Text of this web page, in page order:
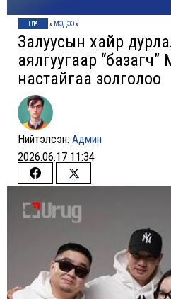
НҮҮР » МЭДЭЭ»
Залуусын хайр
аялгуугаар
настайгаа золголоо
Нийтэлсэн: Админ
2026.06.17 11:34
Share
on
Facebook
Share
on
Twitter